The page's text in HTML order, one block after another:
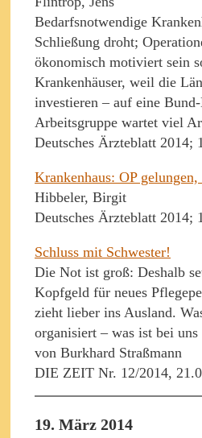
Bedarfsnotwendige
Schließung droht;
ökonomisch motiviert sein
Krankenhäuser, weil die
investieren – auf eine
Arbeitsgruppe wartet viel
Deutsches Ärzteblatt 2014;
Krankenhaus: OP
Hibbeler, Birgit
Deutsches Ärzteblatt 2014;
Schluss mit Schwester!
Die Not ist groß: Deshalb
Kopfgeld für neues
zieht lieber ins Ausland.
organisiert – was ist bei uns
von Burkhard Straßmann
DIE ZEIT Nr. 12/2014,
19. März 2014